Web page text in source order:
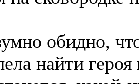
обидно,
найти